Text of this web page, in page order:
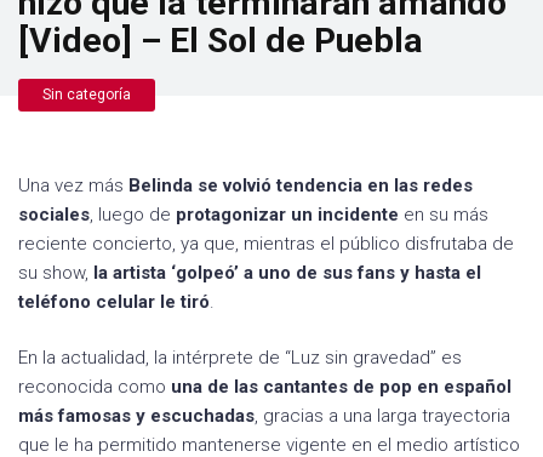
[Video] – El Sol de Puebla
Sin categoría
Una vez más Belinda se volvió tendencia en las redes
sociales, luego de protagonizar un incidente en su más
reciente concierto, ya que, mientras el público disfrutaba de
su show, la artista ‘golpeó’ a uno de sus fans y hasta el
teléfono celular le tiró.
En la actualidad, la intérprete de “Luz sin gravedad” es
reconocida como una de las cantantes de pop en español
más famosas y escuchadas, gracias a una larga trayectoria
que le ha permitido mantenerse vigente en el medio artístico